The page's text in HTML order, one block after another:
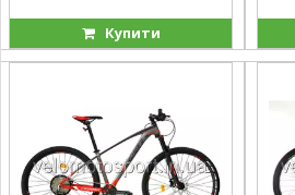
Купити